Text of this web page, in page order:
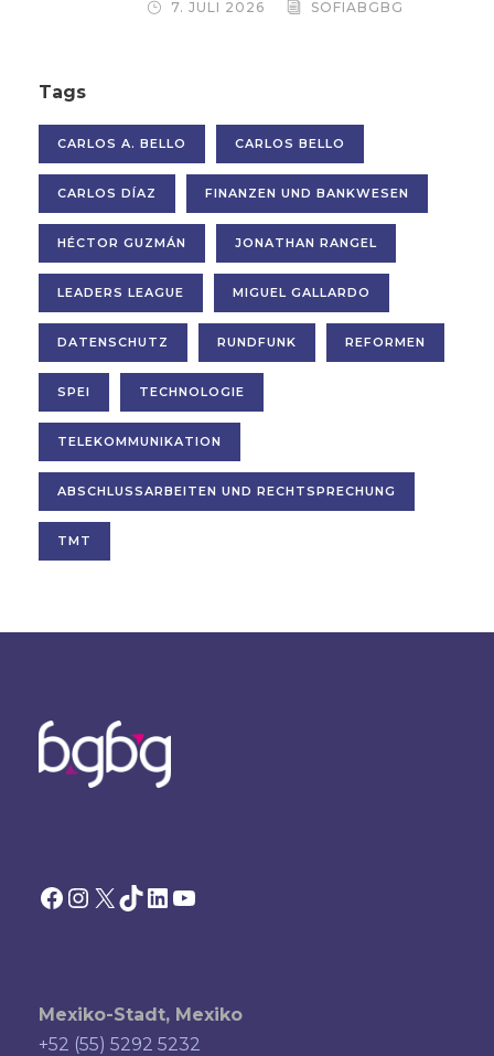
7. JULI 2026 SOFIABGBG
Tags
CARLOS A. BELLO CARLOS BELLO
CARLOS DÍAZ FINANZEN UND BANKWESEN
HÉCTOR GUZMÁN JONATHAN RANGEL
LEADERS LEAGUE MIGUEL GALLARDO
DATENSCHUTZ RUNDFUNK REFORMEN
SPEI TECHNOLOGIE
TELEKOMMUNIKATION
ABSCHLUSSARBEITEN UND RECHTSPRECHUNG
TMT
Facebook Instagram X TikTok LinkedIn YouTube
Mexiko-Stadt, Mexiko
+52 (55) 5292 5232